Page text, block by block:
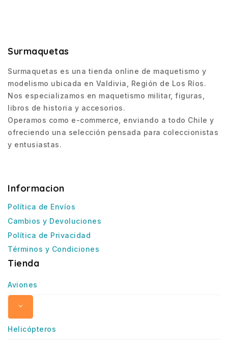
Surmaquetas
Surmaquetas es una tienda online de maquetismo y
modelismo ubicada en Valdivia, Región de Los Ríos.
Nos especializamos en maquetismo militar, figuras,
libros de historia y accesorios.
Operamos como e-commerce, enviando a todo Chile y
ofreciendo una selección pensada para coleccionistas
y entusiastas.
Informacion
Política de Envíos
Cambios y Devoluciones
Política de Privacidad
Términos y Condiciones
Tienda
Aviones
Helicópteros